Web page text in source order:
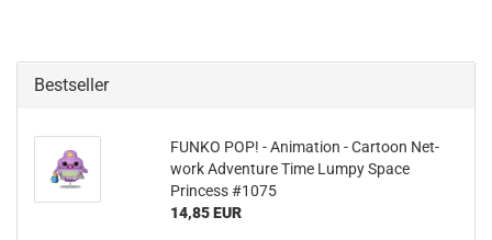
Bestseller
FUNKO POP! - Ani­ma­ti­on - Car­toon Net­
work Ad­ven­ture Time Lumpy Space
Princess #1075
14,85 EUR